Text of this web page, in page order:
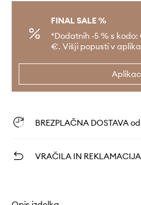
FINAL SALE %
*Dodatnih -5 % s kodo:
€. Višji popusti v
BREZPLAČNA DOSTAVA od
VRAČILA IN REKLAMACIJA